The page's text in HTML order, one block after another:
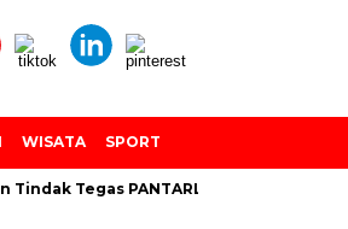
WISATA SPORT
Tegas PANTARLIH Yang Tembak Data